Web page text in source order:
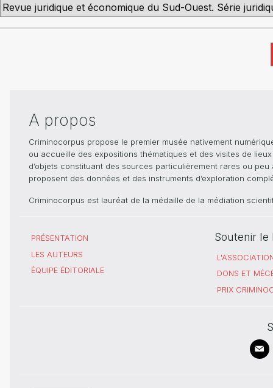
Revue juridique et économique du Sud-Ouest. Série
A propos
Criminocorpus propose le premier musée nativement
ou accueille des expositions thématiques et des visites de
d’objets constituant des sources particulièrement rares ou
proposent des données et des instruments d’exploration
Criminocorpus est lauréat de la médaille de la médiation
PRÉSENTATION
LES AUTEURS
ÉQUIPE ÉDITORIALE
Soutenir le
DONS ET
PRIX